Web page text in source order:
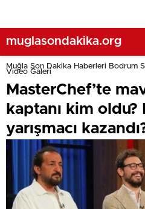
muglasondakika.org
Muğla Son Dakika Haberleri Bodrum
Video Galeri
MasterChef’te
kaptanı kim oldu?
yarışmacı